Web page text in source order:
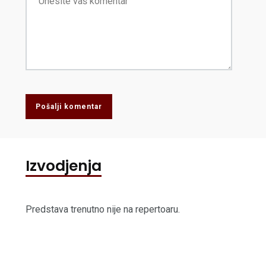
Pošalji komentar
Izvodjenja
Predstava trenutno nije na repertoaru.